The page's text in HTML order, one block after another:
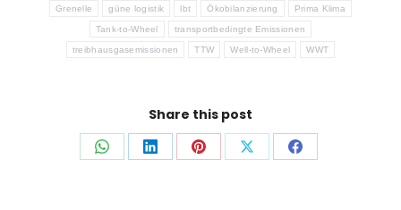
Grenelle güne logistik lbt Ökobilanzierung Prima Klima
Tank-to-Wheel transportbedingte Emissionen
treibhausgasemissionen TTW Well-to-Wheel WWT
Share this post
Auf
Auf
Auf
Auf
Auf